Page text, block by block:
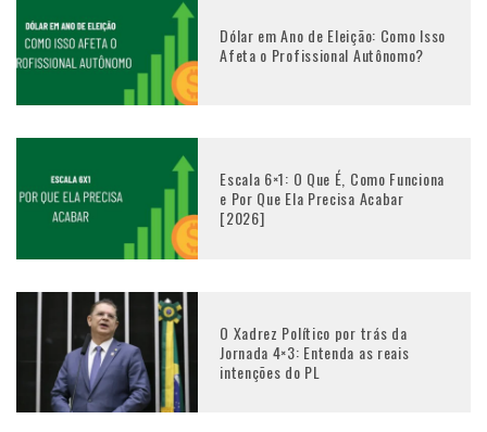
Dólar em Ano de Eleição: Como Isso
Afeta o Profissional Autônomo?
Escala 6×1: O Que É, Como Funciona
e Por Que Ela Precisa Acabar
[2026]
O Xadrez Político por trás da
Jornada 4×3: Entenda as reais
intenções do PL